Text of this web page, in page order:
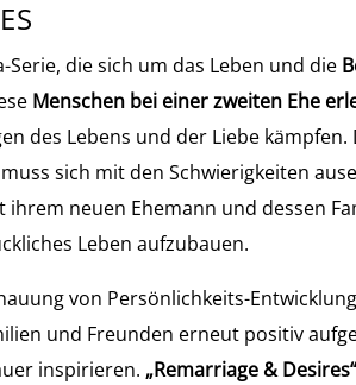
Serie, die sich um das Leben und die
Menschen bei einer zweiten Ehe
des Lebens und der Liebe
sich mit den Schwierigkeiten
neuen Ehemann und dessen
Leben aufzubauen.
von Persönlichkeits-
und Freunden erneut positiv
inspirieren.„Remarriage & Desires“